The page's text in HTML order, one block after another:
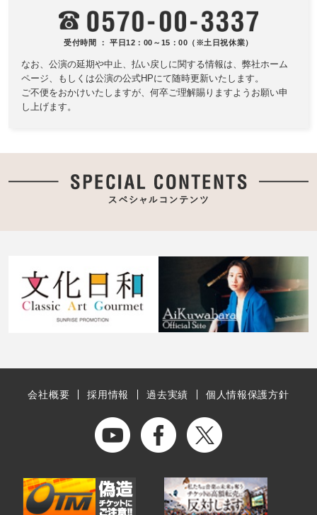
受付時間 ： 平日12：00～15：00（※土日祝休業）
なお、公演の延期や中止、払い戻しに関する情報は、 弊社ホーム
ページ、もしくは公演の公式HPにて随時更新いたします。
ご不便をおかけいたしますが、何卒ご理解賜りますようお願い申
し上げます。
会社概要 採用情報 過去実績 個人情報保護方針